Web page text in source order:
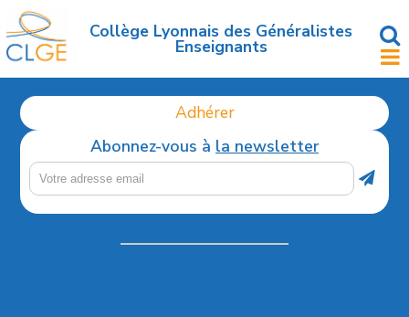
Accéder
au
contenu
Collège Lyonnais des Généralistes
Enseignants
Adhérer
Abonnez-vous à la newsletter